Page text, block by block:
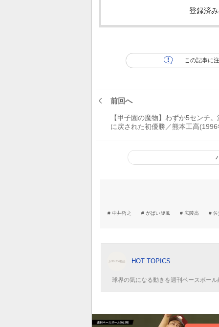
登録済
この記事に
前回へ
【甲子園の魔物】わずか5センチ。
に戻された初優勝／熊本工高
中井哲之 がばい旋風 広陵高 佐
HOT TOPICS
球界の気になる動きを週刊ベースボー